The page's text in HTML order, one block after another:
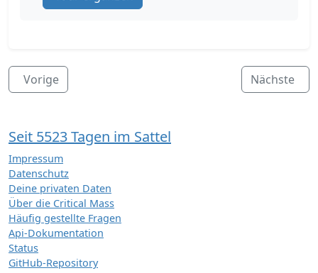
Vorige Nächste
Seit 5523 Tagen im Sattel
Impressum
Datenschutz
Deine privaten Daten
Über die Critical Mass
Häufig gestellte Fragen
Api-Dokumentation
Status
GitHub-Repository